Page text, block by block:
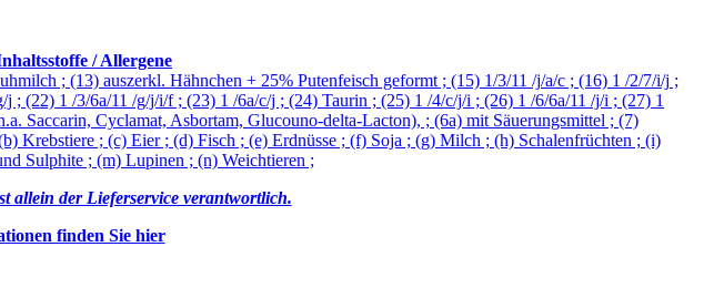
/ Allergene
; (13) auszerkl. Hähnchen + 25% Putenfeisch geformt ; (15) 1/3/11 /j/a/c ; (16) 1 /2/7/i/j ;
(22) 1 /3/6a/11 /g/j/i/f ; (23) 1 /6a/c/j ; (24) Taurin ; (25) 1 /4/c/j/i ; (26) 1 /6/6a/11 /j/i ; (27) 1
Saccarin, Cyclamat, Asbortam, Glucouno-delta-Lacton), ; (6a) mit Säuerungsmittel ; (7)
Krebstiere ; (c) Eier ; (d) Fisch ; (e) Erdnüsse ; (f) Soja ; (g) Milch ; (h) Schalenfrüchten ; (i)
Sulphite ; (m) Lupinen ; (n) Weichtieren ;
allein der Lieferservice verantwortlich.
finden Sie hier